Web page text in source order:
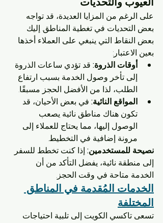
على الرغم من المزايا العديدة، قد تواجه
بعض التحديات في تغطية المناطق. إليك
بعض النقاط التي ينبغي على العملاء أخذها
بعين الاعتبار:
أوقات الذروة: قد تؤدي ساعات الذروة
إلى تأخر وصول الخدمة بسبب ارتفاع
الطلب، لذا من الأفضل الحجز مسبقًا.
المواقع النائية: في بعض الأحيان، قد
تكون هناك مناطق نائية يصعب
الوصول إليها، مما يحتاج للعملاء إلى
مرونة إضافية في التخطيط.
نصيحة للمستخدمين: إذا كنت تخطط للسفر
إلى منطقة نائية، يفضل التأكد من أن
الخدمة متاحة في وقت الحجز.
الخدمات المُقدمة في المناطق
المختلفة
تسعى تاكسي الكويت إلى تلبية احتياجات